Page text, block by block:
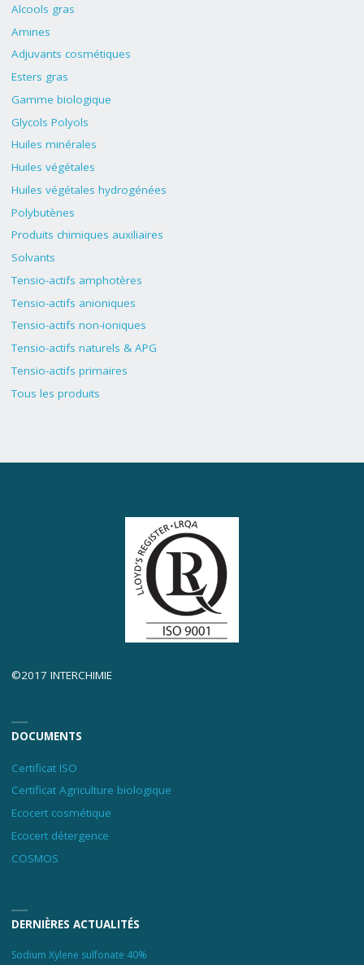
Alcools gras
Amines
Adjuvants cosmétiques
Esters gras
Gamme biologique
Glycols Polyols
Huiles minérales
Huiles végétales
Huiles végétales hydrogénées
Polybutènes
Produits chimiques auxiliaires
Solvants
Tensio-actifs amphotères
Tensio-actifs anioniques
Tensio-actifs non-ioniques
Tensio-actifs naturels & APG
Tensio-actifs primaires
Tous les produits
©2017 INTERCHIMIE
DOCUMENTS
Certificat ISO
Certificat Agriculture biologique
Ecocert cosmétique
Ecocert détergence
COSMOS
DERNIÈRES ACTUALITÉS
Sodium Xylene sulfonate 40%